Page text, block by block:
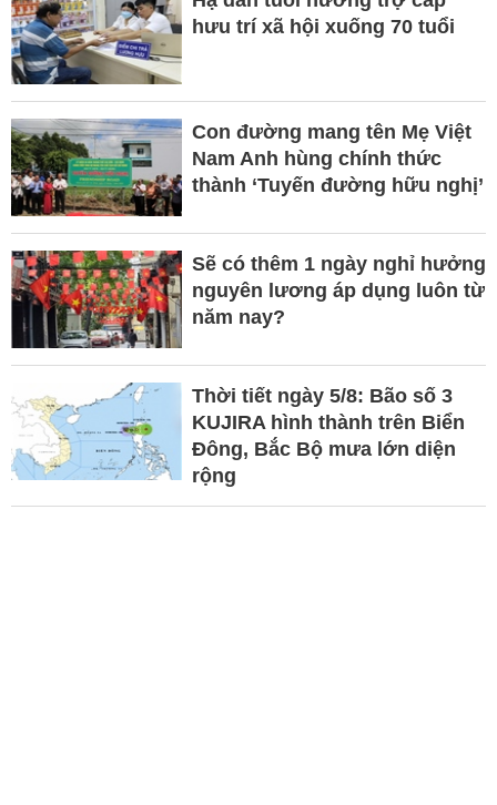
hưu trí xã hội xuống 70 tuổi
Con đường mang tên Mẹ Việt
Nam Anh hùng chính thức
thành ‘Tuyến đường hữu nghị’
Sẽ có thêm 1 ngày nghỉ hưởng
nguyên lương áp dụng luôn từ
năm nay?
Thời tiết ngày 5/8: Bão số 3
KUJIRA hình thành trên Biển
Đông, Bắc Bộ mưa lớn diện
rộng